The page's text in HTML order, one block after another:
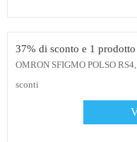
37% di sconto e 1
OMRON SFIGMO POLSO
sconti